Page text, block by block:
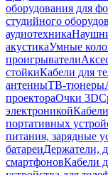
оборудования для
студийного
аудиотехника
акустикаУмные
проигрыватели
стойкиКабели для
антенныТВ-тюнеры
проектораОчки 3D
электроникой
портативных
питания, зарядные
батареиДержатели,
смартфоновКабели